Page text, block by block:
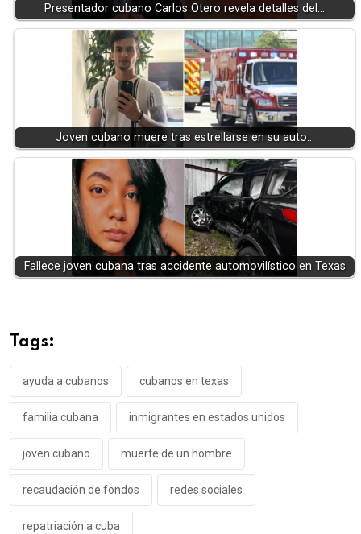
Presentador cubano Carlos Otero revela detalles del…
Joven cubano muere tras estrellarse en su auto…
Fallece joven cubana tras accidente automovilístico en Texas
Tags:
ayuda a cubanos cubanos en texas
familia cubana inmigrantes en estados unidos
joven cubano muerte de un hombre
recaudación de fondos redes sociales
repatriación a cuba